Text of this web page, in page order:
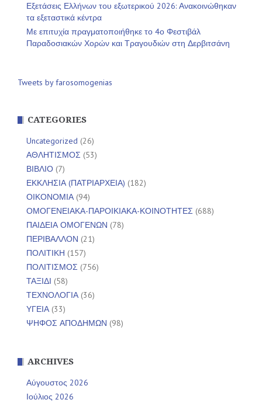
Εξετάσεις Ελλήνων του εξωτερικού 2026: Ανακοινώθηκαν
τα εξεταστικά κέντρα
Με επιτυχία πραγματοποιήθηκε το 4ο Φεστιβάλ
Παραδοσιακών Χορών και Τραγουδιών στη Δερβιτσάνη
Tweets by farosomogenias
CATEGORIES
Uncategorized (26)
ΑΘΛΗΤΙΣΜΟΣ (53)
ΒΙΒΛΙΟ (7)
ΕΚΚΛΗΣΙΑ (ΠΑΤΡΙΑΡΧΕΙΑ) (182)
ΟΙΚΟΝΟΜΙΑ(94)
ΟΜΟΓΕΝΕΙΑΚΑ-ΠΑΡΟΙΚΙΑΚΑ-ΚΟΙΝΟΤΗΤΕΣ (688)
ΠΑΙΔΕΙΑ ΟΜΟΓΕΝΩΝ (78)
ΠΕΡΙΒΑΛΛΟΝ (21)
ΠΟΛΙΤΙΚΗ (157)
ΠΟΛΙΤΙΣΜΟΣ (756)
ΤΑΞΙΔΙ (58)
ΤΕΧΝΟΛΟΓΙΑ(36)
ΥΓΕΙΑ(33)
ΨΗΦΟΣ ΑΠΟΔΗΜΩΝ (98)
ARCHIVES
Αύγουστος 2026
Ιούλιος 2026